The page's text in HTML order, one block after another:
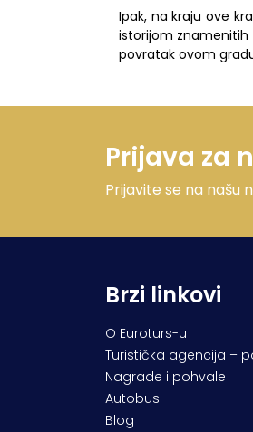
Ipak, na kraju ove
istorijom znamenitih
povratak ovom
Prijava za
Prijavite se na našu
Brzi linkovi
O Euroturs-u
Turistička agencija –
Nagrade i pohvale
Autobusi
Blog